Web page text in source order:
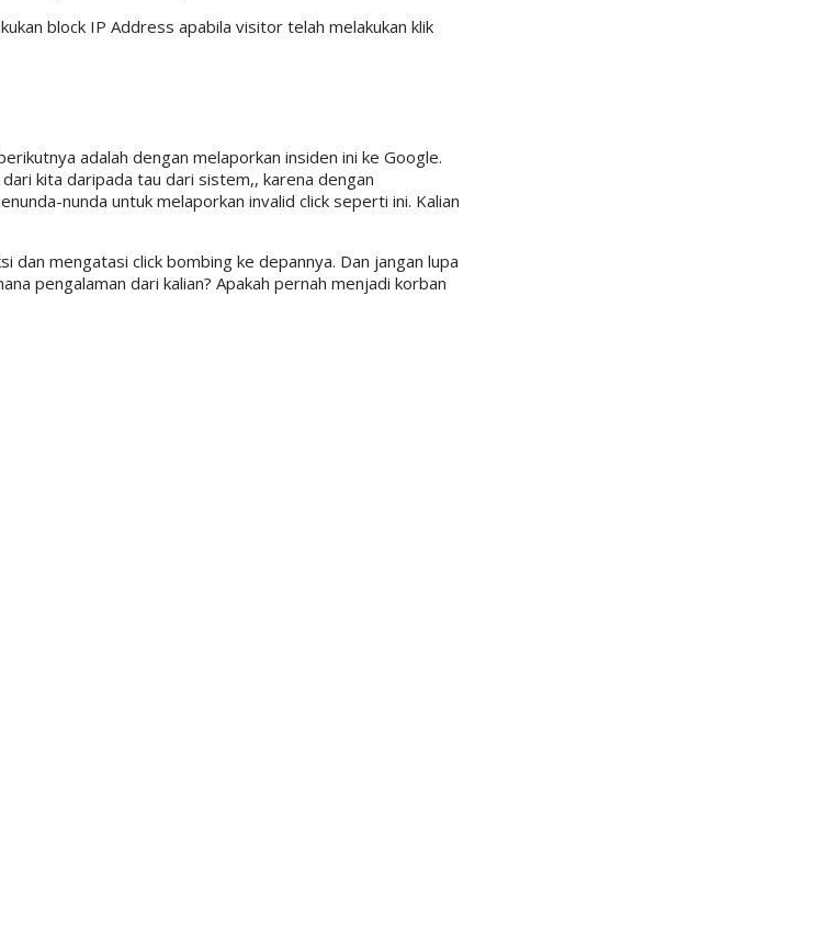
block IP Address apabila visitor telah melakukan klik
adalah dengan melaporkan insiden ini ke Google.
kita daripada tau dari sistem,, karena dengan
nunda untuk melaporkan invalid click seperti ini. Kalian
mengatasi click bombing ke depannya. Dan jangan lupa
pengalaman dari kalian? Apakah pernah menjadi korban